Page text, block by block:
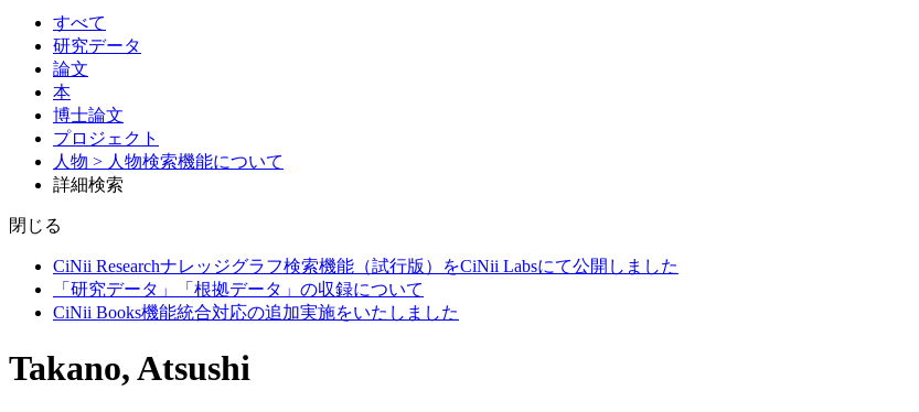
すべて
研究データ
論文
本
博士論文
プロジェクト
人物 > 人物検索機能について
詳細検索
閉じる
CiNii Researchナレッジグラフ検索機能（試行版）をCiNii Labsにて公開しました
「研究データ」「根拠データ」の収録について
CiNii Books機能統合対応の追加実施をいたしました
Takano, Atsushi